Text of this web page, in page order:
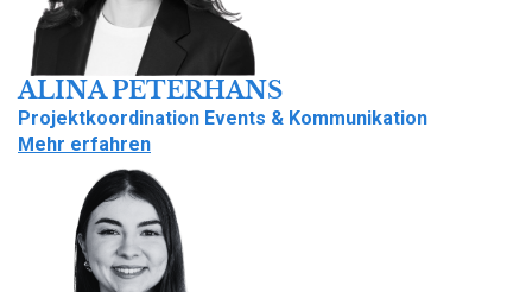
ALINA PETERHANS
Projektkoordination Events & Kommunikation
Mehr erfahren